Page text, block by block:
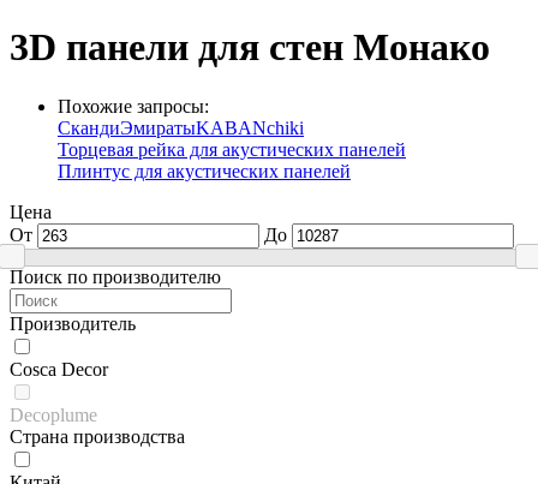
3D панели для стен Монако
Похожие запросы:
СкандиЭмиратыKABANchiki
Торцевая рейка для акустических панелей
Плинтус для акустических панелей
Цена
От
До
Поиск по производителю
Производитель
Cosca Decor
Decoplume
Страна производства